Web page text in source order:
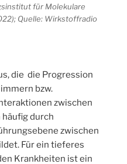
für Molekulare
Quelle: Wirkstoffradio
die die Progression
bzw.
zwischen
durch
zwischen
Für ein tieferes
Krankheiten ist ein